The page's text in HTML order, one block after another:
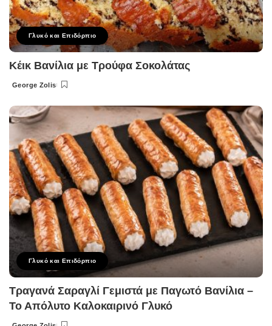
Γλυκό και Επιδόρπιο
Κέικ Βανίλια με Τρούφα Σοκολάτας
Posted
George Zolis
Γλυκό και Επιδόρπιο
Τραγανά Σαραγλί Γεμιστά με Παγωτό Βανίλια –
Το Απόλυτο Καλοκαιρινό Γλυκό